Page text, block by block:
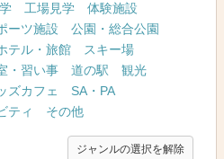
工場見学
体験施設
ーツ施設
公園・総合公園
テル・旅館
スキー場
・習い事 道の駅
観光
ズカフェ
SA・PA
ティ その他
ジャンルの選択を解除